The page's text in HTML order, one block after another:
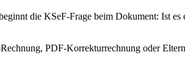
die KSeF-Frage beim Dokument: Ist es
PDF-Korrekturrechnung oder